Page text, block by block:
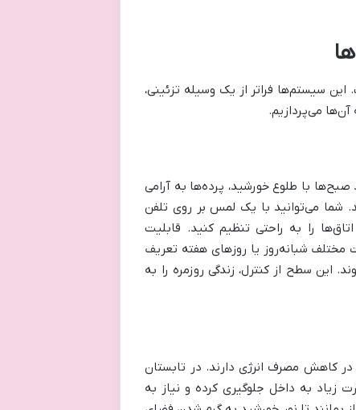
سیستم‌ها فراتر از یک وسیله تزئینی،
می‌پردازیم.
با طلوع خورشید، پرده‌ها به آرامی
شما می‌توانید با یک لمس بر روی تلفن
را به راحتی تنظیم کنید. قابلیت
مختلف شبانه‌روز یا روزهای هفته تعریف
ساعت ۷ صبح باز و ساعت ۱۰ شب بسته شوند. این سطح از کنترل، زندگی روزمره را به
کاهش مصرف انرژی دارند. در تابستان
زیاد به داخل جلوگیری کرده و نیاز به